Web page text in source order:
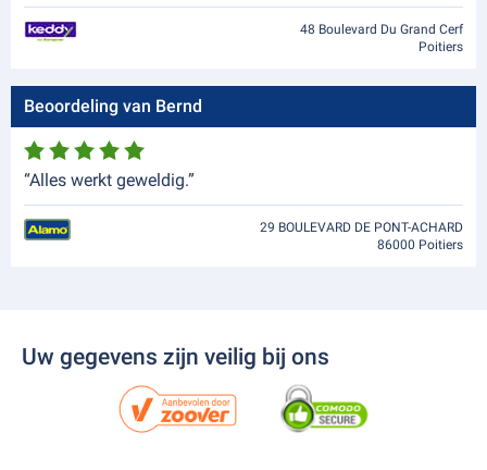
48 Boulevard Du Grand Cerf
Poitiers
Beoordeling van Bernd
“Alles werkt geweldig.”
29 BOULEVARD DE PONT-ACHARD
86000 Poitiers
Uw gegevens zijn veilig bij ons